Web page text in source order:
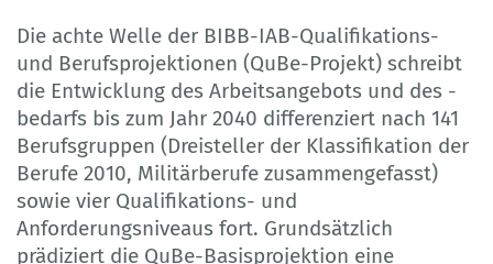
Die achte Welle der BIBB-IAB-Qualifikations-
und Berufsprojektionen (QuBe-Projekt) schreibt
die Entwicklung des Arbeitsangebots und des -
bedarfs bis zum Jahr 2040 differenziert nach 141
Berufsgruppen (Dreisteller der Klassifikation der
Berufe 2010, Militärberufe zusammengefasst)
sowie vier Qualifikations- und
Anforderungsniveaus fort. Grundsätzlich
prädiziert die QuBe-Basisprojektion eine